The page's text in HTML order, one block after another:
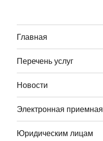
Главная
Перечень услуг
Новости
Электронная приемная
Юридическим лицам